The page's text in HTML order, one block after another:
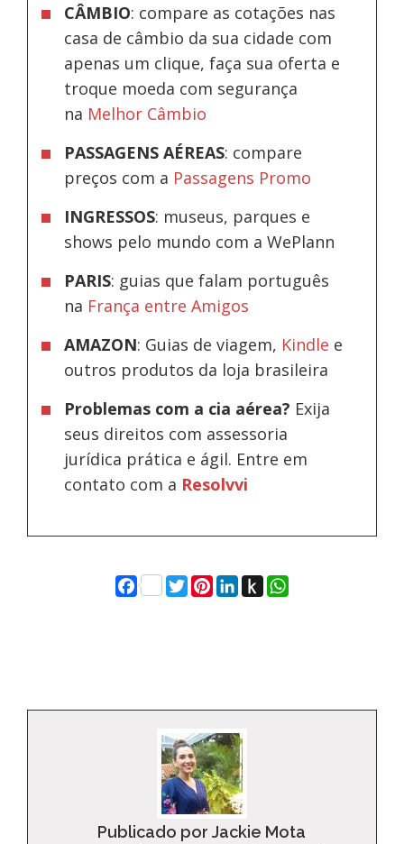
CÂMBIO: compare as cotações nas
casa de câmbio da sua cidade com
apenas um clique, faça sua oferta e
troque moeda com segurança
na Melhor Câmbio
PASSAGENS AÉREAS: compare
preços com a Passagens Promo
INGRESSOS: museus, parques e
shows pelo mundo com a WePlann
PARIS: guias que falam português
na França entre Amigos
AMAZON: Guias de viagem, Kindle e
outros produtos da loja brasileira
Problemas com a cia aérea? Exija
seus direitos com assessoria
jurídica prática e ágil. Entre em
contato com a Resolvvi
Facebook
Twitter
Pinterest
LinkedIn
Push
to
WhatsApp
Publicado por Jackie Mota